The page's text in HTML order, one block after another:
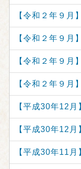
【令和２年９
【令和２年９
【令和２年９
【令和２年９
【平成30年12
【平成30年12
【平成30年11